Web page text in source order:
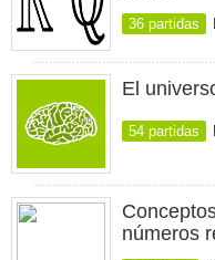
36 partidas
El
54 partidas
números